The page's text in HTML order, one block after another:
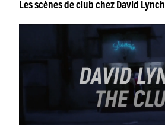
Les scènes de club chez David Lynch